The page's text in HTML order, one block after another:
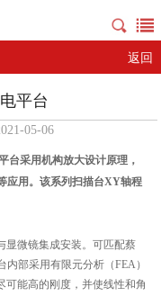
返回
平台
05-06
台采用机构放大设计原理，
应用。该系列扫描台XY轴程
显微镜集成安装。可匹配蔡
内部采用有限元分析（FEA）
可能高的刚度，并使线性和角